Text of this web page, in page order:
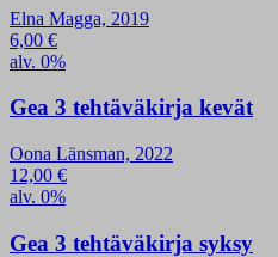
Elna Magga, 2019
6,00 €
alv. 0%
Gea 3 tehtäväkirja kevät
Oona Länsman, 2022
12,00 €
alv. 0%
Gea 3 tehtäväkirja syksy